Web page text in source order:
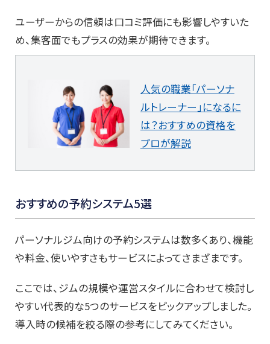
ユーザーからの信頼は口コミ評価にも影響しやすいた
め、集客面でもプラスの効果が期待できます。
人気の職業「パーソナ
ルトレーナー」になるに
は？おすすめの資格を
プロが解説
おすすめの予約システム5選
パーソナルジム向けの予約システムは数多くあり、機能
や料金、使いやすさもサービスによってさまざまです。
ここでは、ジムの規模や運営スタイルに合わせて検討し
やすい代表的な5つのサービスをピックアップしました。
導入時の候補を絞る際の参考にしてみてください。